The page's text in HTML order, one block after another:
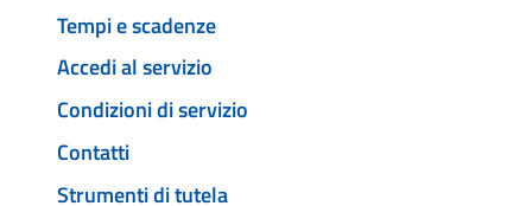
Tempi e scadenze
Accedi al servizio
Condizioni di servizio
Contatti
Strumenti di tutela